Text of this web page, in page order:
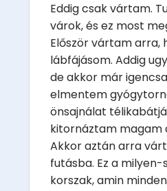
Eddig csak vártam.
várok, és ez most
Először vártam arra,
lábfájásom. Addig
de akkor már
elmentem
önsajnálat
kitornáztam magam
Akkor aztán arra
futásba. Ez a
korszak, amin